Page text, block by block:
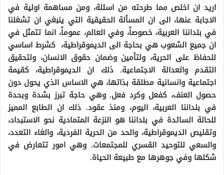
اريد ان اخلص مما طرحته من اسئلة، ومن مساهمة اولية في
الاجابة عنها، الى ان المسألة الحقيقية التي ينبغي ان تشغلنا
في بلداننا العربية، خصوصاً، وفي العالم، عموماً، انما تتمثل في
ان جميع الشعوب هي بحاجة الى الديموقراطية، كشرط اساسي
للحفاظ على الحرية، ولتأمين وضمان حقوق الانسان، ولتحقيق
التقدم والعدالة الاجتماعية. ذلك ان الديموقراطية، كقيمة
اجتماعية وانسانية مطلقة بذاتها، هي الاساس الذي يحول دون
حصول العنف، كفعل وكرد فعل. وهي حاجة تبرز بشدة وبحدة
في بلداننا العربية، اليوم، ومنذ عقود. ذلك ان الطابع المميز
للحالة السائدة في بلداننا هو النزعة المتمادية نحو الاستبداد،
وتقليص الديموقراطية، والحد من الحرية الفردية، والغاء التعدد،
والسعي للتوحيد القسري للمجتمعات. وهي امور تتعارض في
شكلها وفي جوهرها مع طبيعة الحياة.